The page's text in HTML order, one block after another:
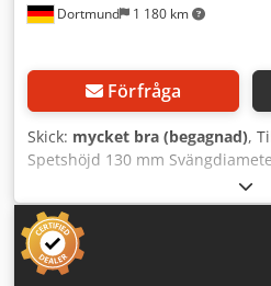
Dortmund 1 180 km
Förfråga
Skick: mycket bra (begagnad),
Spetshöjd 130 mm
Svängdiameter över släde 140
600 mm Spindelgenomgång 30
Spindelfäste DIN 55027 stl. 5
varv/min Matningsområde,
mm/varv Matningsområde,